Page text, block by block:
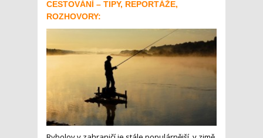
CESTOVÁNÍ – TIPY, REPORTÁŽE,
ROZHOVORY: